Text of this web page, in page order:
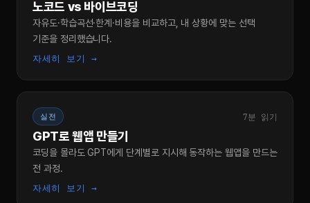
노코드 vs 바이브코딩
자유도·학습곡선·한계·비용을 비교하고, 내 상황에 맞는 선택
기준을 정리했습니다.
자세히 보기 →
실전 7분 읽기
GPT로 웹앱 만들기
코딩을 몰라도 GPT에게 단계별로 지시해 동작하는 웹앱을 만드는
전 과정.
자세히 보기 →